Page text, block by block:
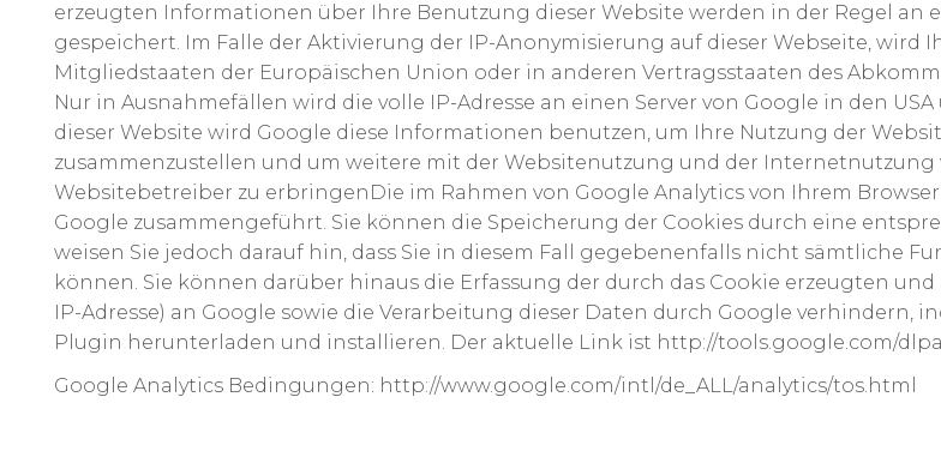
erzeugten Informationen über Ihre Benutzung dieser Website werden in der Regel an
gespeichert. Im Falle der Aktivierung der IP-Anonymisierung auf dieser Webseite, wird
Mitgliedstaaten der Europäischen Union oder in anderen Vertragsstaaten des
Nur in Ausnahmefällen wird die volle IP-Adresse an einen Server von Google in den
dieser Website wird Google diese Informationen benutzen, um Ihre Nutzung der
zusammenzustellen und um weitere mit der Websitenutzung und der
Websitebetreiber zu erbringenDie im Rahmen von Google Analytics von Ihrem
Google zusammengeführt. Sie können die Speicherung der Cookies durch eine
weisen Sie jedoch darauf hin, dass Sie in diesem Fall gegebenenfalls nicht sämtliche
können. Sie können darüber hinaus die Erfassung der durch das Cookie erzeugten
IP-Adresse) an Google sowie die Verarbeitung dieser Daten durch Google verhindern,
Plugin herunterladen und installieren. Der aktuelle Link ist http://tools.google.com/
Google Analytics Bedingungen: http://www.google.com/intl/de_ALL/analytics/tos.html